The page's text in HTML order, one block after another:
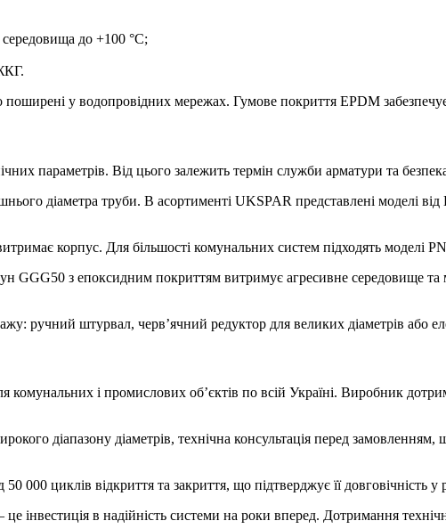
до +100 °C;
у водопровідних мережах. Гумове покриття EPDM
параметрів. Від цього залежить термін служби арматури та
діаметра труби. В асортименті UKSPAR представлені моделі
корпус. Для більшості комунальних систем підходять моделі
GGG50 з епоксидним покриттям витримує агресивне середовище та
ручний штурвал, черв’ячний редуктор для великих діаметрів або
комунальних і промислових об’єктів по всій Україні. Виробник
діапазону діаметрів, технічна консультація перед
000 циклів відкриття та закриття, що підтверджує її довговічність у
інвестиція в надійність системи на роки вперед. Дотримання